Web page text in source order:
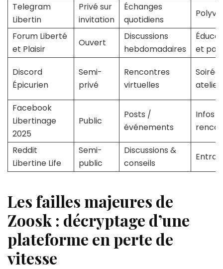
Telegram
Libertin
Privé sur
invitation
Échanges
quotidiens
Forum Liberté
et Plaisir
Ouvert
Discussions
hebdomadaires
et
Discord
Épicurien
Semi-
privé
Rencontres
virtuelles
Facebook
Libertinage
2025
Public
Posts /
événements
Infos &
Reddit
Libertine Life
Semi-
public
Discussions &
conseils
Les failles majeures de
Zoosk : décryptage d’une
plateforme en perte de
vitesse